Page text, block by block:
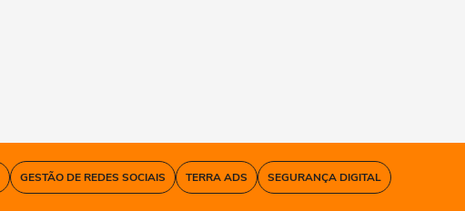
GESTÃO DE REDES SOCIAIS TERRA ADS SEGURANÇA DIGITAL